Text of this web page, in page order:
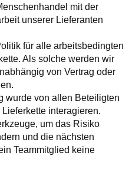
mit der
unserer Lieferanten
für alle arbeitsbedingten
Als solche werden wir
von Vertrag oder
wurde von allen Beteiligten
interagieren.
um das Risiko
und die nächsten
Teammitglied keine